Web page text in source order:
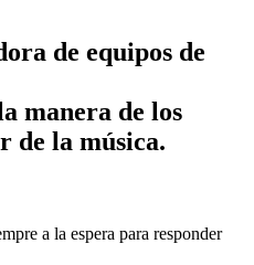
de equipos de
manera de los
de la música.
a la espera para responder